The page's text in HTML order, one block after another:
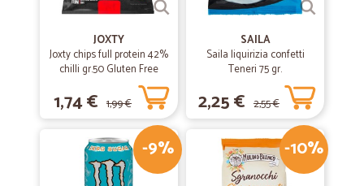
JOXTY
Joxty chips full protein 42%
chilli gr.50 Gluten Free
1,74 € 1,99 €
SAILA
Saila liquirizia confetti
Teneri 75 gr.
2,25 € 2,55 €
-9% -10%